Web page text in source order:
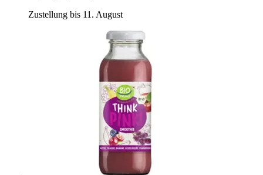
Zustellung bis 11. August